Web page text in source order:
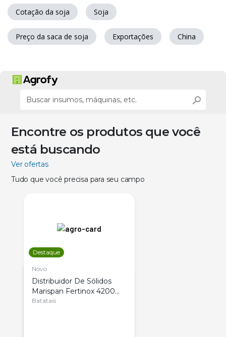
Cotação da soja Soja
Preço da saca de soja Exportações China
Encontre os produtos que você
está buscando
Ver ofertas
Tudo que você precisa para seu campo
Destaque
Novo
Distribuidor De Sólidos
Marispan Fertinox 4200
Citrus
Batatais